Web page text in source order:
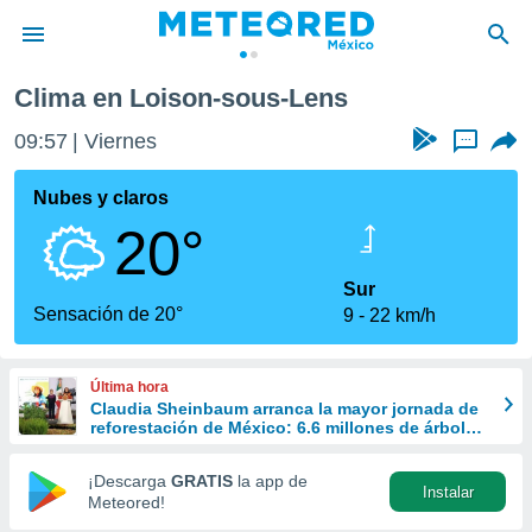
de
ha sido
calidad.
a este
las
y
forma
digital
basada
Clima en Loison-sous-Lens
09:57 Viernes ...
Nubes y claros
20°
Sensación de 20°
Sur
9
22 km/h
Última hora
Claudia Sheinbaum arranca la mayor jornada de
reforestación de México: 6.6 millones de árboles
¡Descarga GRATIS la app de
Meteored!
Instalar